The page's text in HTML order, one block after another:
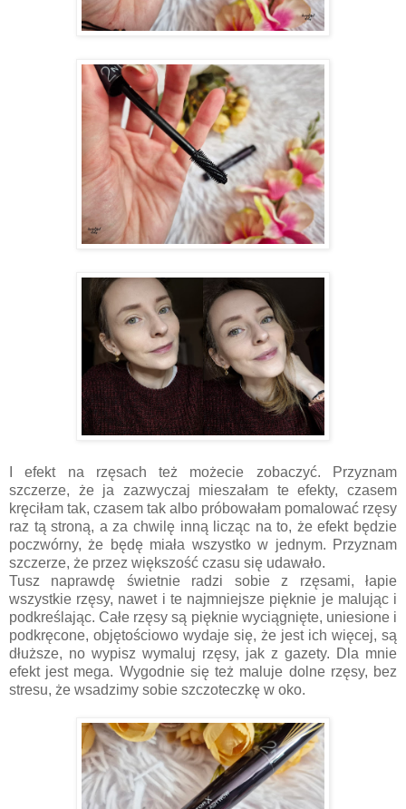
I efekt na rzęsach też możecie zobaczyć. Przyznam
szczerze, że ja zazwyczaj mieszałam te efekty, czasem
kręciłam tak, czasem tak albo próbowałam pomalować rzęsy
raz tą stroną, a za chwilę inną licząc na to, że efekt będzie
poczwórny, że będę miała wszystko w jednym. Przyznam
szczerze, że przez większość czasu się udawało.
Tusz naprawdę świetnie radzi sobie z rzęsami, łapie
wszystkie rzęsy, nawet i te najmniejsze pięknie je malując i
podkreślając. Całe rzęsy są pięknie wyciągnięte, uniesione i
podkręcone, objętościowo wydaje się, że jest ich więcej, są
dłuższe, no wypisz wymaluj rzęsy, jak z gazety. Dla mnie
efekt jest mega. Wygodnie się też maluje dolne rzęsy, bez
stresu, że wsadzimy sobie szczoteczkę w oko.